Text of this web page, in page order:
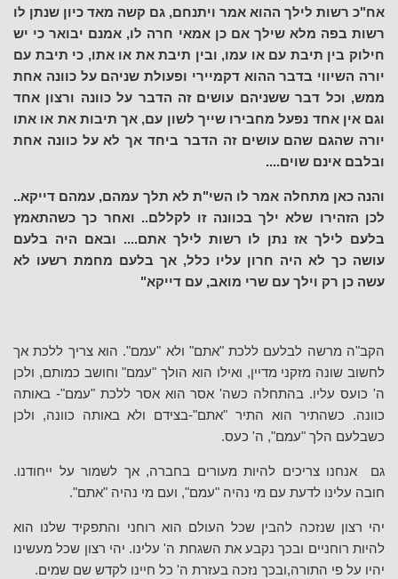
אח"כ רשות לילך ההוא אמר ויתנחם, גם קשה מאד כיון שנתן לו
רשות בפה מלא שילך אם כן אמאי חרה לו, אמנם יבואר כי יש
חילוק בין תיבת עם או עמו, ובין תיבת את או אתו, כי תיבת עם
יורה השיווי בדבר ההוא דקמיירי ופעולת שניהם על כוונה אחת
ממש, וכל דבר ששניהם עושים זה הדבר על כוונה ורצון אחד
וגם אין אחד נפעל מחבירו שייך לשון עם, אך תיבות את או אתו
יורה שהגם שהם עושים זה הדבר ביחד אך לא על כוונה אחת
ובלבם אינם שוים....
והנה כאן מתחלה אמר לו השי"ת לא תלך עמהם, עמהם דייקא..
לכן הזהירו שלא ילך בכוונה זו לקללם.. ואחר כך כשהתאמץ
בלעם לילך אז נתן לו רשות לילך אתם.... ובאם היה בלעם
עושה כך לא היה חרון עליו כלל, אך בלעם מחמת רשעו לא
עשה כן רק וילך עם שרי מואב, עם דייקא"
הקב"ה מרשה לבלעם ללכת "אתם" ולא "עמם". הוא צריך ללכת אך
לחשוב שונה מזקני מדיין, ואילו הוא הולך "עמם" וחושב כמותם, ולכן
ה' כועס עליו. בהתחלה כשה' אסר הוא אסר ללכת "עמם"- באותה
כוונה. כשהתיר הוא התיר "אתם"-בצידם ולא באותה כוונה, ולכן
כשבלעם הלך "עמם", ה' כעס.
גם אנחנו צריכים להיות מעורים בחברה, אך לשמור על ייחודנו.
חובה עלינו לדעת עם מי נהיה "עמם", ועם מי נהיה "אתם".
יהי רצון שנזכה להבין שכל העולם הוא רוחני והתפקיד שלנו הוא
להיות רוחניים ובכך נקבע את השגחת ה' עלינו. יהי רצון שכל מעשינו
יהיו על פי התורה,ובכך נזכה בעזרת ה' כל חיינו לקדש שם שמים.